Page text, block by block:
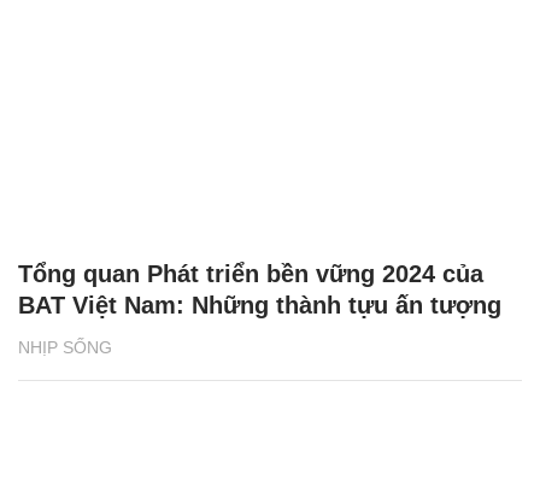
NHỊP SỐNG
Tổng quan Phát triển bền vững 2024 của
BAT Việt Nam: Những thành tựu ấn tượng